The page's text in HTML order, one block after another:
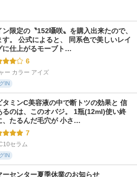
ン限定の〝152囁咲〟を購入出来たので、
す。 公式によると、 同系色で美しいレイ
に仕上がるモーブト…
6
ー カラー アイズ
IN
タミンC美容液の中で断トツの効果と 信
るのは、このオバジ。 1瓶(12ml)使い終
、たるんだ毛穴が 小さ…
7
セラム
IN
ーセンター夏季休業のお知らせ